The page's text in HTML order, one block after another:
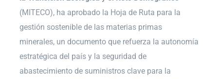
(MITECO), ha aprobado la Hoja de Ruta para la
gestión sostenible de las materias primas
minerales, un documento que refuerza la autonomía
estratégica del país y la seguridad de
abastecimiento de suministros clave para la